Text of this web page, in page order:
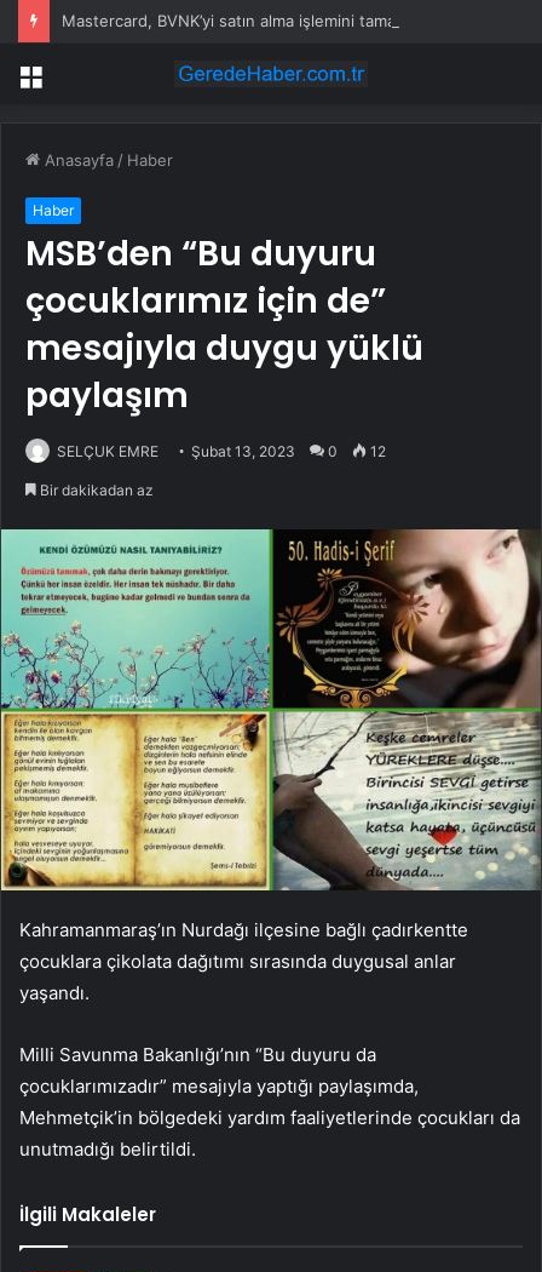
Mastercard, BVNK’yi satın alma işlemini tamamladı
Menü
Anasayfa / Haber
Haber
MSB’den “Bu duyuru
çocuklarımız için de”
mesajıyla duygu yüklü
paylaşım
SELÇUK EMRE Şubat 13, 2023 0 12
Bir dakikadan az
Kahramanmaraş’ın Nurdağı ilçesine bağlı çadırkentte
çocuklara çikolata dağıtımı sırasında duygusal anlar
yaşandı.
Milli Savunma Bakanlığı’nın “Bu duyuru da
çocuklarımızadır” mesajıyla yaptığı paylaşımda,
Mehmetçik’in bölgedeki yardım faaliyetlerinde çocukları da
unutmadığı belirtildi.
İlgili Makaleler